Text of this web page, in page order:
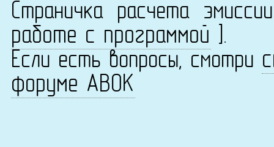
Страничка расчета
работе с программой ].
Если есть вопросы, смотри
форуме АВОК